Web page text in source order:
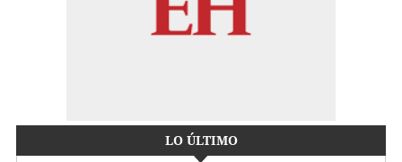
LO ÚLTIMO